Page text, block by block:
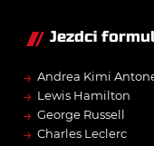
Jezdci
→ Andrea Kimi
→ Lewis Hamilton
→ George Russell
→ Charles Leclerc